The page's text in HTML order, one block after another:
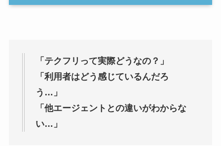
「テクフリって実際どうなの？」
「利用者はどう感じているんだろ
う…」
「他エージェントとの違いがわからな
い…」